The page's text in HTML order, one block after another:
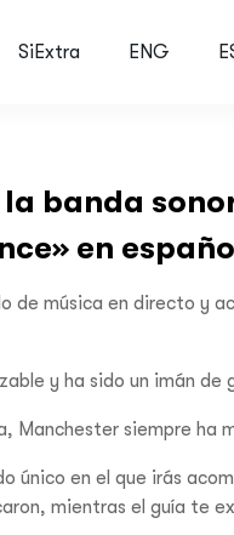
SiExtra ENG
banda
en
de música en directo y
y ha sido un imán de
Manchester siempre ha
en el que irás
mientras el guía te